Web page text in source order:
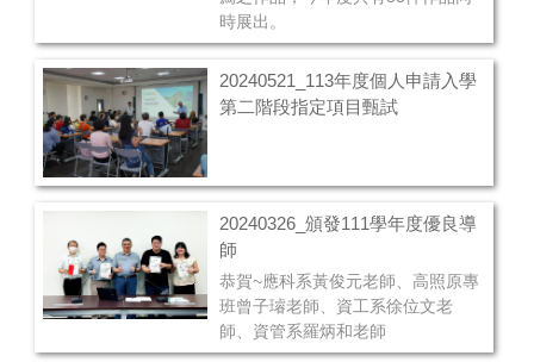
時展出。
20240521_113年度個人申請入學
第二階段指定項目甄試
20240326_頒發111學年度優良導
師
恭賀~應科系黃俊元老師、高照原專
班曾子璿老師、資工系徐位文老
師、資管系羅炳和老師